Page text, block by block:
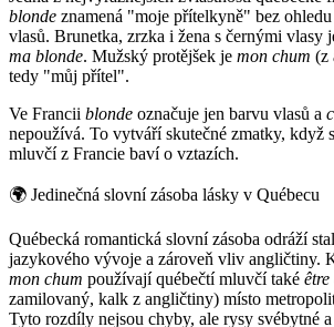
blonde znamená "moje přítelkyně" bez
vlasů. Brunetka, zrzka i žena s černými vlasy
ma blonde. Mužský protějšek je mon chum (z
tedy "můj přítel".
Ve Francii blonde označuje jen barvu vlasů a
nepoužívá. To vytváří skutečné zmatky, když
mluvčí z Francie baví o vztazích.
🌍 Jedinečná slovní zásoba lásky v Québecu
Québecká romantická slovní zásoba odráží
jazykového vývoje a zároveň vliv angličtiny.
mon chum používají québečtí mluvčí také
zamilovaný, kalk z angličtiny) místo
Tyto rozdíly nejsou chyby, ale rysy svébytné